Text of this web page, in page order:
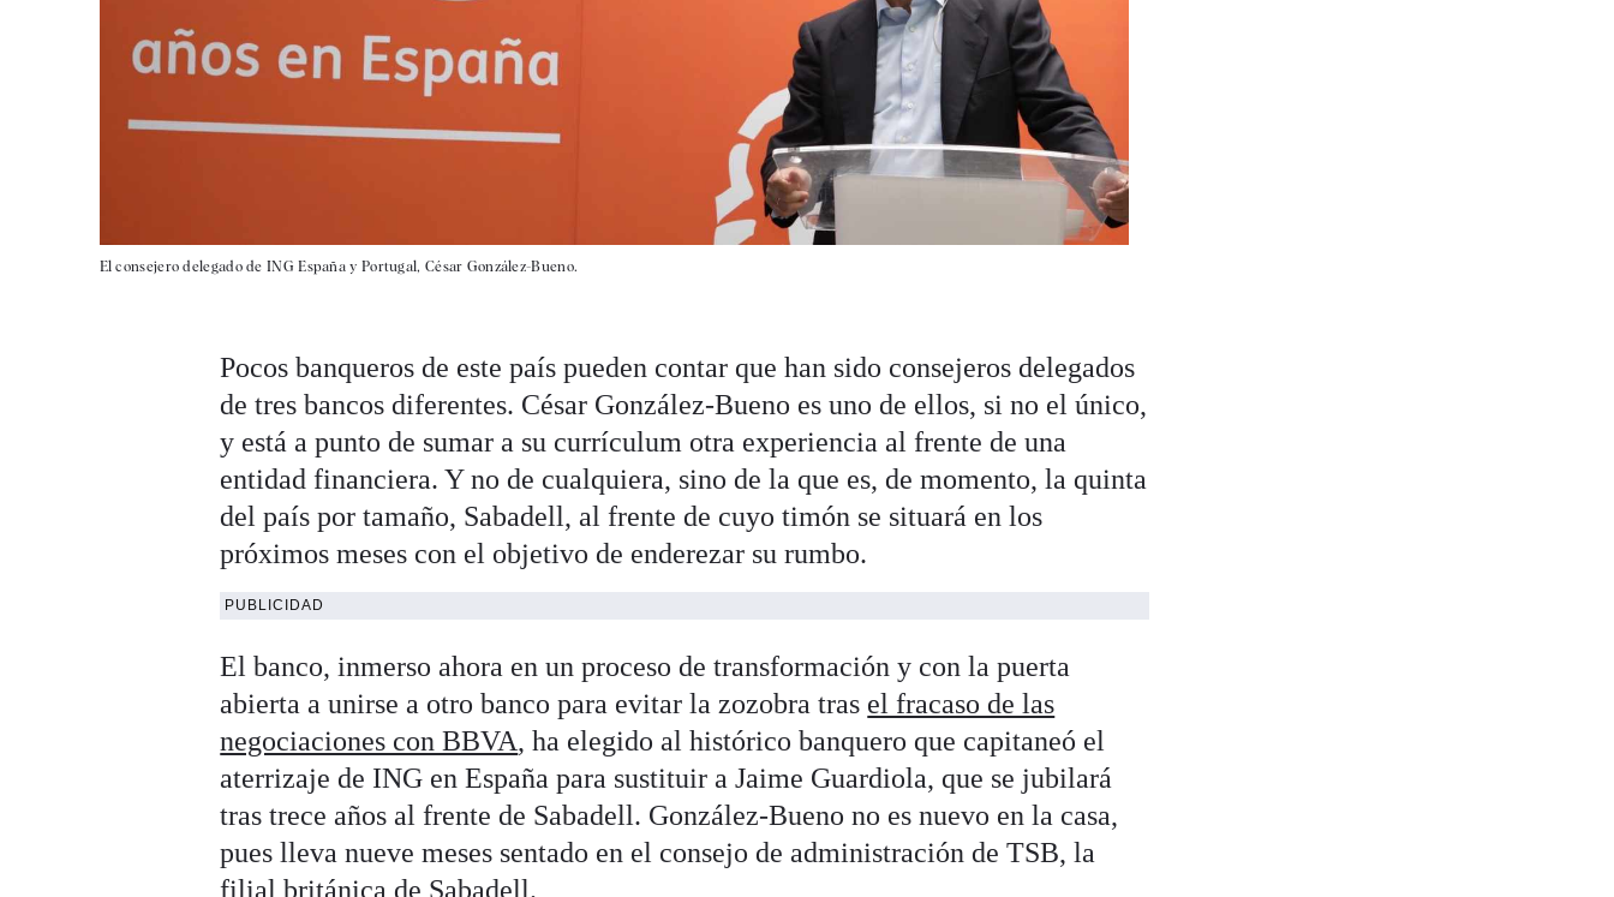
El consejero delegado de ING España y Portugal, César González-Bueno.
Pocos banqueros de este país pueden contar que han sido consejeros delegados
de tres bancos diferentes. César González-Bueno es uno de ellos, si no el único,
y está a punto de sumar a su currículum otra experiencia al frente de una
entidad financiera. Y no de cualquiera, sino de la que es, de momento, la quinta
del país por tamaño, Sabadell, al frente de cuyo timón se situará en los
próximos meses con el objetivo de enderezar su rumbo.
PUBLICIDAD
El banco, inmerso ahora en un proceso de transformación y con la puerta
abierta a unirse a otro banco para evitar la zozobra tras el fracaso de las
negociaciones con BBVA, ha elegido al histórico banquero que capitaneó el
aterrizaje de ING en España para sustituir a Jaime Guardiola, que se jubilará
tras trece años al frente de Sabadell. González-Bueno no es nuevo en la casa,
pues lleva nueve meses sentado en el consejo de administración de TSB, la
filial británica de Sabadell.